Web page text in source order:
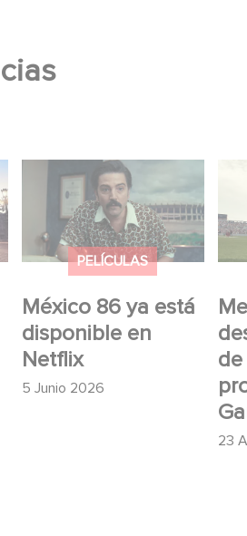
PELÍCULAS
México 86 ya está
disponible en
Netflix
5 Junio 2026
México 86 ya está
disponible en Netflix
23
el